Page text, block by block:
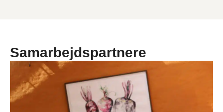
Samarbejdspartnere